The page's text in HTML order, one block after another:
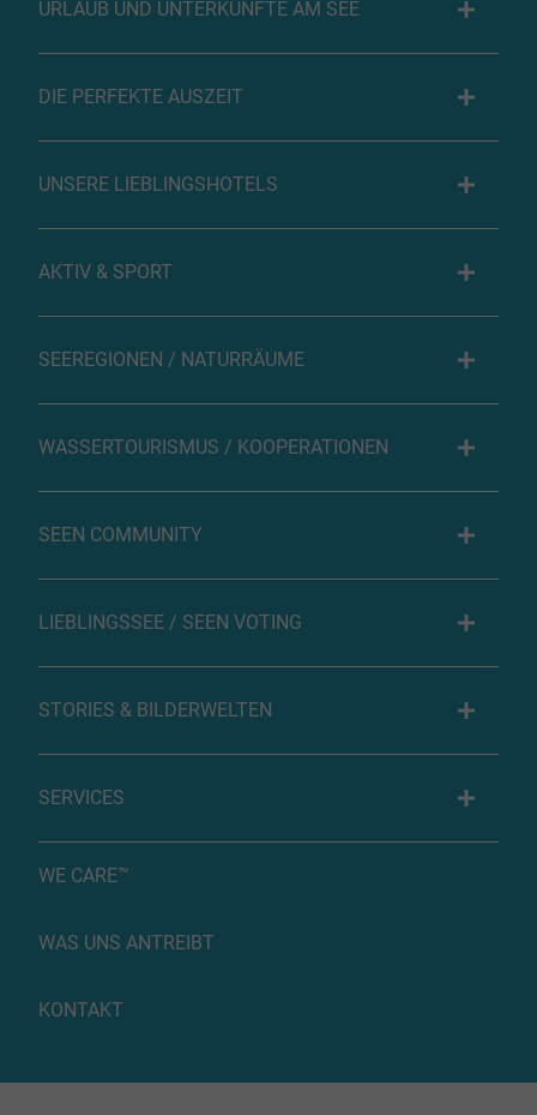
URLAUB UND UNTERKÜNFTE AM SEE
DIE PERFEKTE AUSZEIT
UNSERE LIEBLINGSHOTELS
AKTIV & SPORT
SEEREGIONEN / NATURRÄUME
WASSERTOURISMUS / KOOPERATIONEN
SEEN COMMUNITY
LIEBLINGSSEE / SEEN VOTING
STORIES & BILDERWELTEN
SERVICES
WE CARE™
WAS UNS ANTREIBT
KONTAKT